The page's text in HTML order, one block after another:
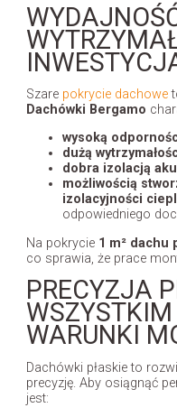
Szare pokrycie dachowe
Dachówki Bergamo
wysoką
dużą
dobra izolacją
możliwością
izolacyjności
odpowiedniego
Na pokrycie 1 m² dachu
co sprawia, że prace
PRECYZJA
WARUNKI
Dachówki płaskie to
precyzję. Aby osiągnąć
jest: